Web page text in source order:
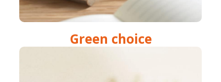
Green choice